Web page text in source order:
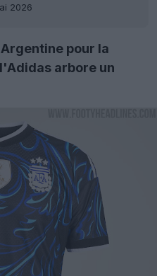
2026
pour la
arbore un